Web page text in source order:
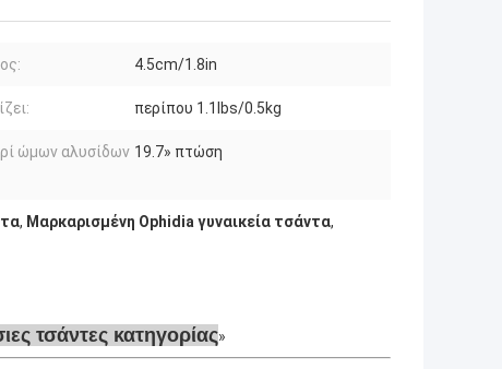
4.5cm/1.8in
περίπου 1.1lbs/0.5kg
ώμων αλυσίδων 19.7» πτώση
, Μαρκαρισμένη Ophidia γυναικεία τσάντα,
τσάντες κατηγορίας